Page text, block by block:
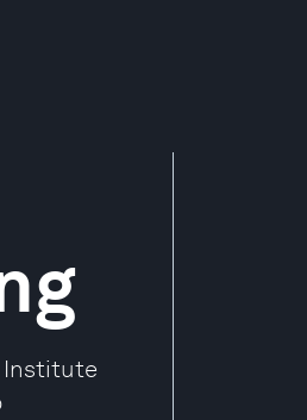
Institute